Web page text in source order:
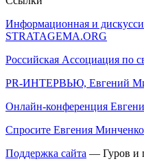
Информационная и
STRATAGEMA.ORG
Российская Ассоциация по
PR-ИНТЕРВЬЮ, Евгений
Онлайн-конференция
Спросите Евгения Минченко
Поддержка сайта — Гуров и